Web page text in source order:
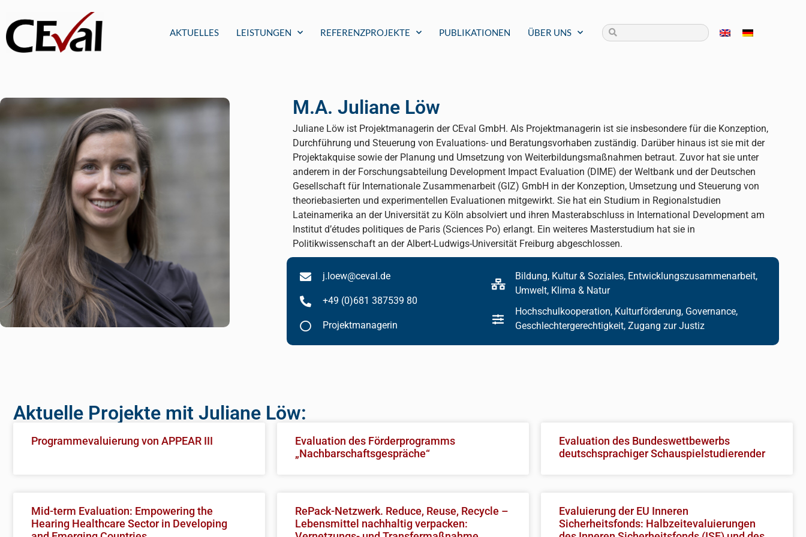
AKTUELLES LEISTUNGEN REFERENZPROJEKTE PUBLIKATIONEN ÜBER UNS
M.A. Juliane Löw
Juliane Löw ist Projektmanagerin der CEval GmbH. Als Projektmanagerin ist sie insbesondere für die Konzeption,
Durchführung und Steuerung von Evaluations- und Beratungsvorhaben zuständig. Darüber hinaus ist sie mit der
Projektakquise sowie der Planung und Umsetzung von Weiterbildungsmaßnahmen betraut. Zuvor hat sie unter
anderem in der Forschungsabteilung Development Impact Evaluation (DIME) der Weltbank und der Deutschen
Gesellschaft für Internationale Zusammenarbeit (GIZ) GmbH in der Konzeption, Umsetzung und Steuerung von
theoriebasierten und experimentellen Evaluationen mitgewirkt. Sie hat ein Studium in Regionalstudien
Lateinamerika an der Universität zu Köln absolviert und ihren Masterabschluss in International Development am
Institut d’études politiques de Paris (Sciences Po) erlangt. Ein weiteres Masterstudium hat sie in
Politikwissenschaft an der Albert-Ludwigs-Universität Freiburg abgeschlossen.
j.loew@ceval.de
+49 (0)681 387539 80
Projektmanagerin
Bildung, Kultur & Soziales, Entwicklungszusammenarbeit,
Umwelt, Klima & Natur
Hochschulkooperation, Kulturförderung, Governance,
Geschlechtergerechtigkeit, Zugang zur Justiz
Aktuelle Projekte mit Juliane Löw:
Programmevaluierung von APPEAR III
Evaluation des Förderprogramms
„Nachbarschaftsgespräche“
Evaluation des Bundeswettbewerbs
deutschsprachiger Schauspielstudierender
Mid-term Evaluation: Empowering the
Hearing Healthcare Sector in Developing
RePack-Netzwerk. Reduce, Reuse, Recycle –
Lebensmittel nachhaltig verpacken:
Evaluierung der EU Inneren
Sicherheitsfonds: Halbzeitevaluierungen